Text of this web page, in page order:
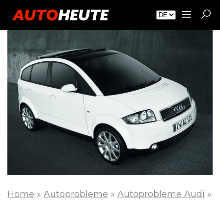
Home » Autoprobleme » Autoprobleme Audi »